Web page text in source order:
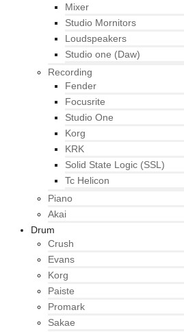
Mixer
Studio Mornitors
Loudspeakers
Studio one (Daw)
Recording
Fender
Focusrite
Studio One
Korg
KRK
Solid State Logic (SSL)
Tc Helicon
Piano
Akai
Drum
Crush
Evans
Korg
Paiste
Promark
Sakae